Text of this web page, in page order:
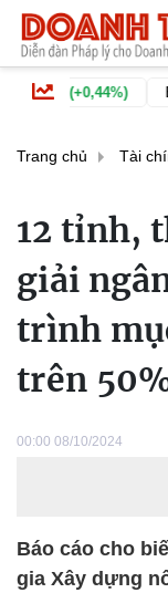
(+0,44%) BID
Trang chủ Tài
12 tỉnh,
giải
trình
trên
00:00 08/10/2024
Báo cáo cho
gia Xây dựng